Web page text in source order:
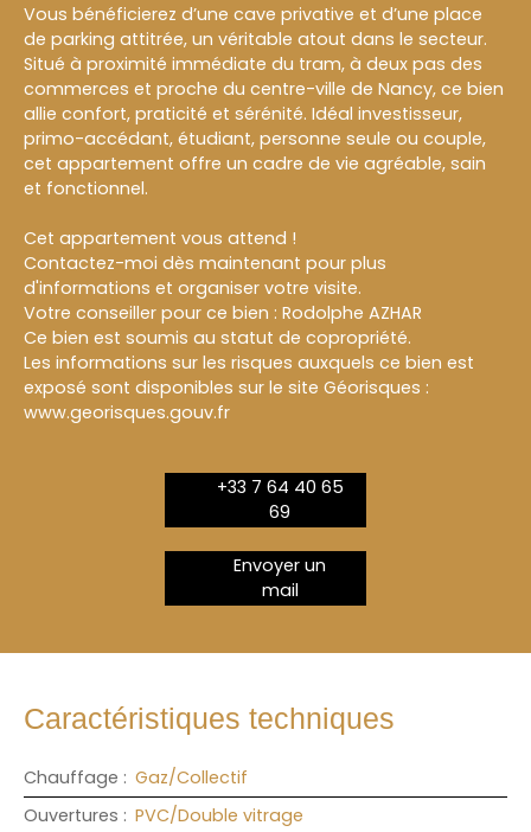
Vous bénéficierez d’une cave privative et d’une place
de parking attitrée, un véritable atout dans le secteur.
Situé à proximité immédiate du tram, à deux pas des
commerces et proche du centre-ville de Nancy, ce bien
allie confort, praticité et sérénité. Idéal investisseur,
primo-accédant, étudiant, personne seule ou couple,
cet appartement offre un cadre de vie agréable, sain
et fonctionnel.
Cet appartement vous attend !
Contactez-moi dès maintenant pour plus
d'informations et organiser votre visite.
Votre conseiller pour ce bien : Rodolphe AZHAR
Ce bien est soumis au statut de copropriété.
Les informations sur les risques auxquels ce bien est
exposé sont disponibles sur le site Géorisques :
www.georisques.gouv.fr
+33 7 64 40 65
69
Envoyer un
mail
Caractéristiques techniques
Chauffage : Gaz/Collectif
Ouvertures : PVC/Double vitrage